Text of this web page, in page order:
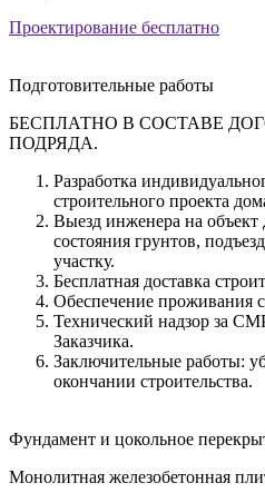
Проектирование бесплатно
Подготовительные работы
БЕСПЛАТНО В СОСТАВЕ
ПОДРЯДА.
Разработка
строительного проекта
Выезд инженера на объект
состояния грунтов,
участку.
Бесплатная доставка
Обеспечение проживания
Технический надзор за
Заказчика.
Заключительные работы:
окончании строительства.
Фундамент и цокольное
Монолитная железобетонная